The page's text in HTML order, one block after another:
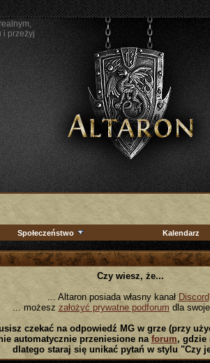
i przeżyj
Społeczeństwo Kalendarz
Czy wiesz, że...
... Altaron posiada własny kanał Discord
... możesz założyć prywatne podforum dla
czekać na odpowiedź MG w grze (przy
automatycznie przeniesione na forum, gdzie
dlatego staraj się unikać pytań w stylu "Czy